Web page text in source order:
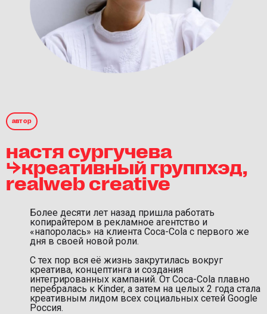
автор
настя сургучева
⮡креативный группхэд,
realweb creative
Более десяти лет назад пришла работать
копирайтером в рекламное агентство и
«напоролась» на клиента Coca-Cola с первого же
дня в своей новой роли.
С тех пор вся её жизнь закрутилась вокруг
креатива, концептинга и создания
интегрированных кампаний. От Coca-Cola плавно
перебралась к Kinder, а затем на целых 2 года стала
креативным лидом всех социальных сетей Google
Россия.